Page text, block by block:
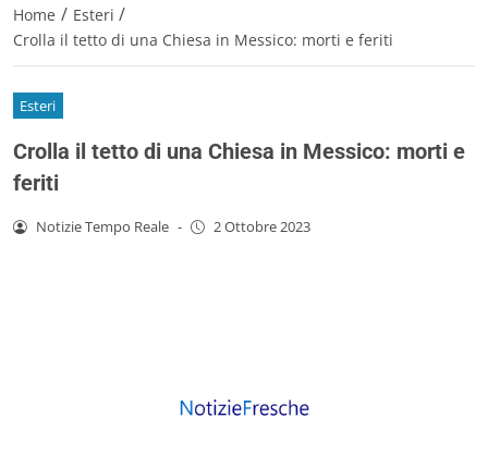
Home / Esteri /
Crolla il tetto di una Chiesa in Messico: morti e feriti
Esteri
Crolla il tetto di una Chiesa in Messico: morti e
feriti
Notizie Tempo Reale - 2 Ottobre 2023